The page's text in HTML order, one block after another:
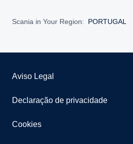
Scania in Your Region: PORTUGAL
Aviso Legal
Declaração de privacidade
Cookies